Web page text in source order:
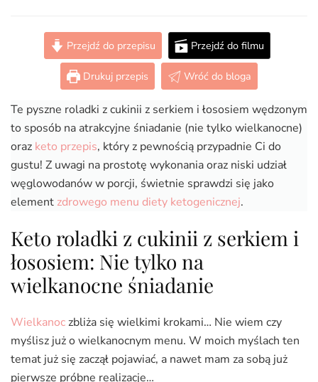
z
cukinii
serkiem
łososiem
(Paleo,
LowCarb)
Przejdź do przepisu Przejdź do filmu
Drukuj przepis Wróć do bloga
Te pyszne roladki z cukinii z serkiem i łososiem wędzonym
to sposób na atrakcyjne śniadanie (nie tylko wielkanocne)
oraz keto przepis, który z pewnością przypadnie Ci do
gustu! Z uwagi na prostotę wykonania oraz niski udział
węglowodanów w porcji, świetnie sprawdzi się jako
element zdrowego menu diety ketogenicznej.
Keto roladki z cukinii z serkiem i
łososiem: Nie tylko na
wielkanocne śniadanie
Wielkanoczbliża się wielkimi krokami… Nie wiem czy
myślisz już o wielkanocnym menu. W moich myślach ten
temat już się zaczął pojawiać, a nawet mam za sobą już
pierwsze próbne realizacje…